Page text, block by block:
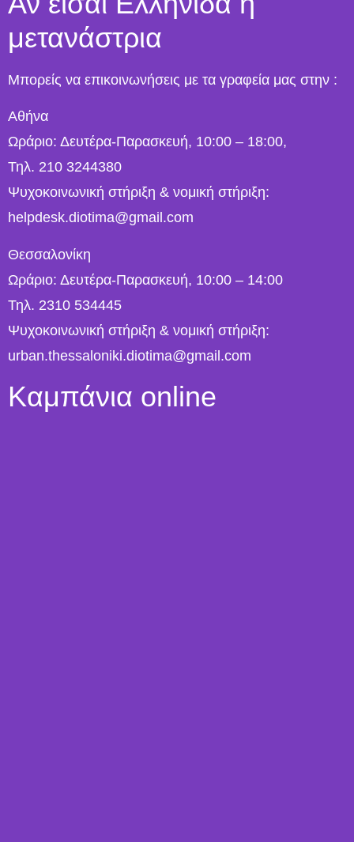
μετανάστρια
Μπορείς να επικοινωνήσεις με τα γραφεία μας στην :
Αθήνα
Ωράριο: Δευτέρα-Παρασκευή, 10:00 – 18:00,
Τηλ. 210 3244380
Ψυχοκοινωνική στήριξη & νομική στήριξη:
helpdesk.diotima@gmail.com
Θεσσαλονίκη
Ωράριο: Δευτέρα-Παρασκευή, 10:00 – 14:00
Τηλ. 2310 534445
Ψυχοκοινωνική στήριξη & νομική στήριξη:
urban.thessaloniki.diotima@gmail.com
Καμπάνια online